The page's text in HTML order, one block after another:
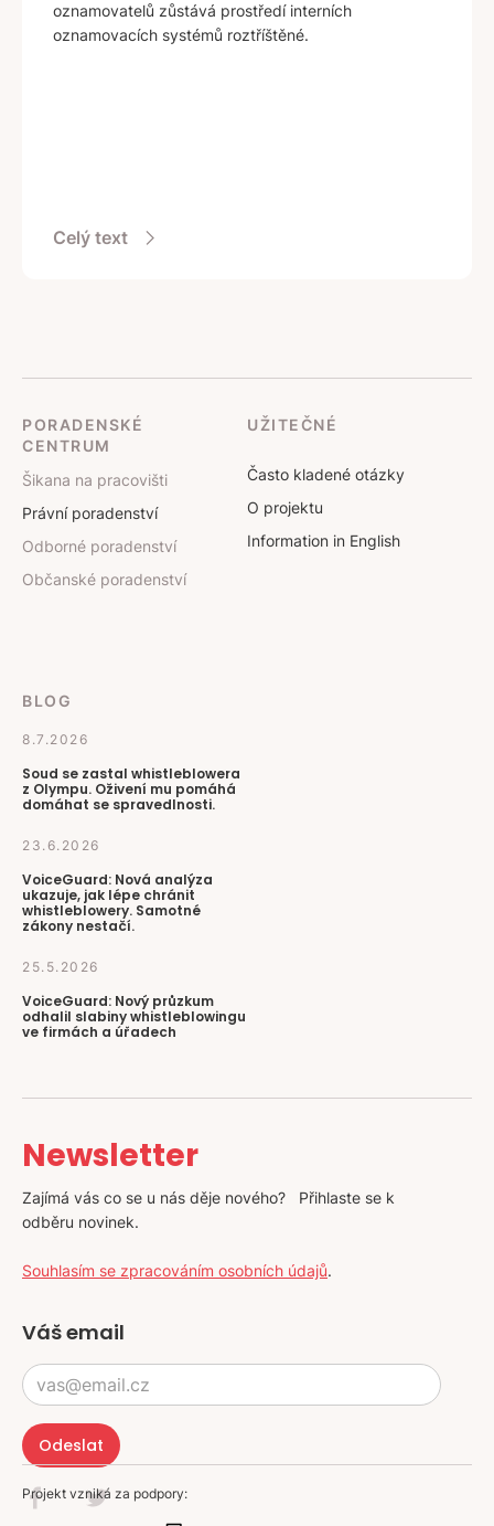
oznamovatelů zůstává prostředí interních
oznamovacích systémů roztříštěné.
Celý text
PORADENSKÉ
CENTRUM
Šikana na pracovišti
Právní poradenství
Odborné poradenství
Občanské poradenství
UŽITEČNÉ
Často kladené otázky
O projektu
Information in English
BLOG
8.7.2026
Soud se zastal whistleblowera
z Olympu. Oživení mu pomáhá
domáhat se spravedlnosti.
23.6.2026
VoiceGuard: Nová analýza
ukazuje, jak lépe chránit
whistleblowery. Samotné
zákony nestačí.
25.5.2026
VoiceGuard: Nový průzkum
odhalil slabiny whistleblowingu
ve firmách a úřadech
Newsletter
Zajímá vás co se u nás děje nového? Přihlaste se k
odběru novinek.
Souhlasím se zpracováním osobních údajů.
Váš email
Projekt vzniká za podpory: